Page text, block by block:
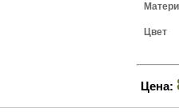
Цвет
Цена: